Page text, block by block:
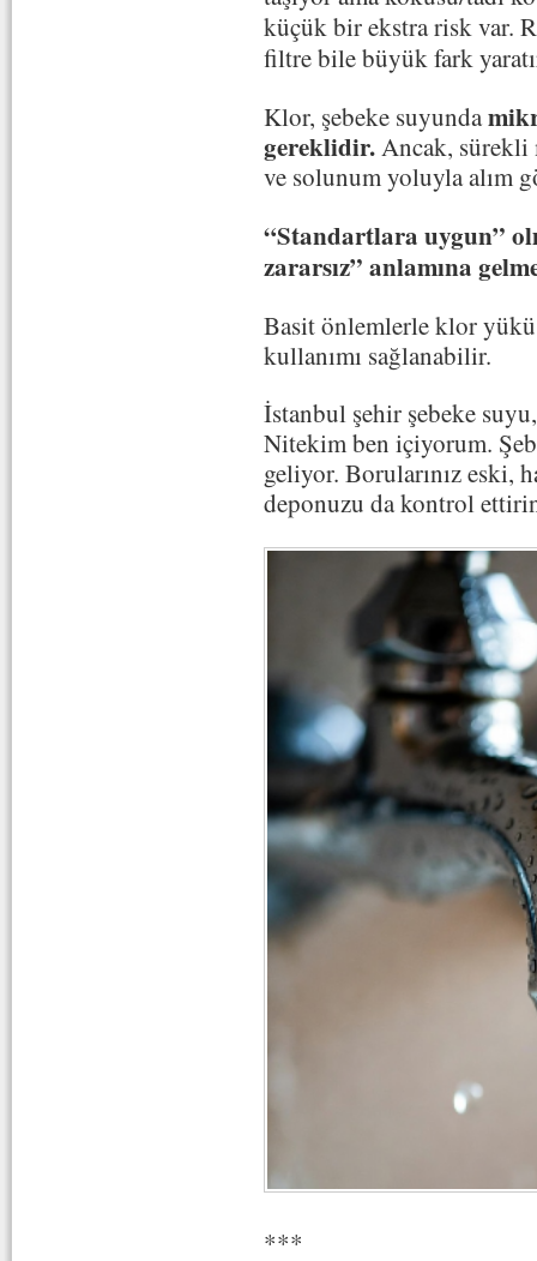
küçük bir ekstra riskvar.
filtre bile büyük fark
Klor, şebeke suyunda
gereklidir.Ancak,
ve solunum yoluyla alım
“Standartlara uygun”
zararsız” anlamına
Basit önlemlerle klor
kullanımı sağlanabilir.
İstanbul şehir şebeke
Nitekim ben içiyorum.
geliyor. Borularınız eski,
deponuzu da kontrol
***